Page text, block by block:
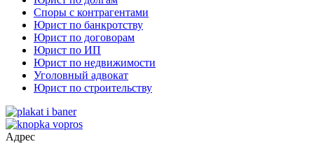
Споры с контрагентами
Юрист по банкротству
Юрист по договорам
Юрист по ИП
Юрист по недвижимости
Уголовный адвокат
Юрист по строительству
Адрес